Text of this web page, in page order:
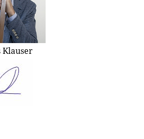
Klauser